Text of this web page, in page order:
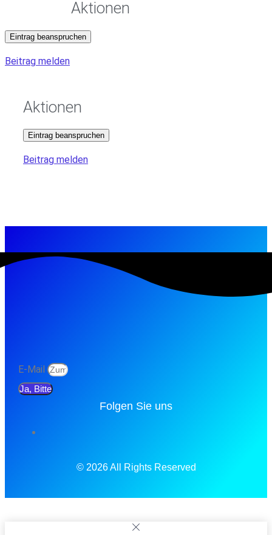
Aktionen
Eintrag beanspruchen
Beitrag melden
Aktionen
Eintrag beanspruchen
Beitrag melden
E-Mail
Ja, Bitte
Folgen Sie uns
© 2026 All Rights Reserved